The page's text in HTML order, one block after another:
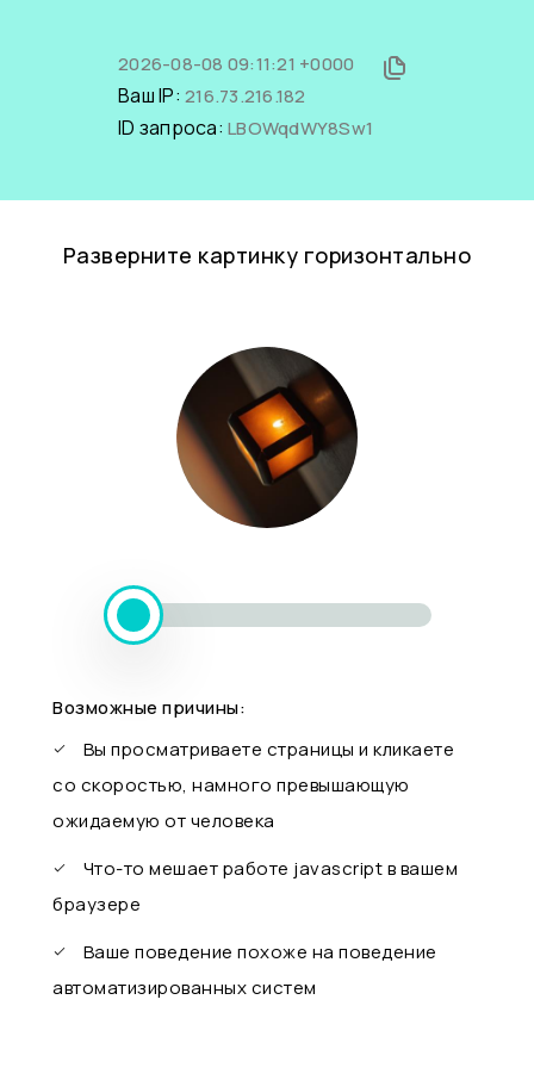
2026-08-08 09:11:21 +0000
Ваш IP: 216.73.216.182
ID запроса: LBOWqdWY8Sw1
Разверните картинку горизонтально
Возможные причины:
Вы просматриваете страницы и кликаете
со скоростью, намного превышающую
ожидаемую от человека
Что-то мешает работе javascript в вашем
браузере
Ваше поведение похоже на поведение
автоматизированных систем